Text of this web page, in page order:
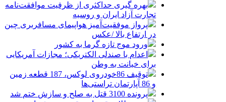
بهره گیری حداکثری از ظرفیت موافقت‌نامه
تجارت آزاد ایران و روسیه
پرواز موفقیت‌آمیز هواپیمای مسافربری چین
در ارتفاع بالا /عکس
ورود موج تازه گرما به کشور
اعدام با صندلی الکتریکی؛ مجازات آمریکایی
برای خیانت به وطن
توقیف 86خودروی لوکس، 187 قطعه زمین
و 86 آپارتمان تراستی‌ها
پرونده 3100 قتل به صلح و سازش ختم شد